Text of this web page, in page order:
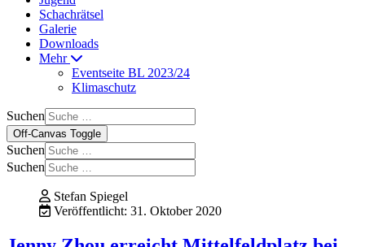
Schachrätsel
Galerie
Downloads
Mehr
Eventseite BL 2023/24
Klimaschutz
Suchen
Off-Canvas Toggle
Suchen
Suchen
Stefan Spiegel
Veröffentlicht: 31. Oktober 2020